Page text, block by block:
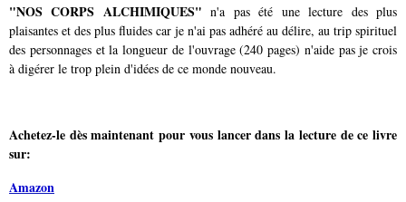
"NOS CORPS ALCHIMIQUES" n'a pas été une lecture des plus
plaisantes et des plus fluides car je n'ai pas adhéré au délire, au trip spirituel
des personnages et la longueur de l'ouvrage (240 pages) n'aide pas je crois
à digérer le trop plein d'idées de ce monde nouveau.
Achetez-le dès maintenant pour vous lancer dans la lecture de ce livre
sur:
Amazon